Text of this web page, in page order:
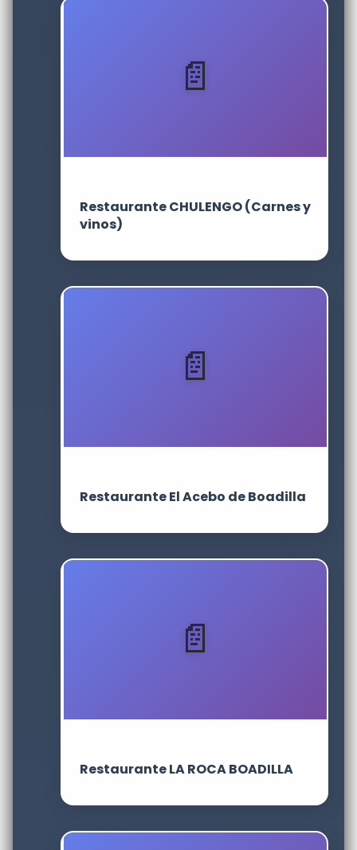
Restaurante CHULENGO (Carnes y
vinos)
Restaurante El Acebo de Boadilla
Restaurante LA ROCA BOADILLA